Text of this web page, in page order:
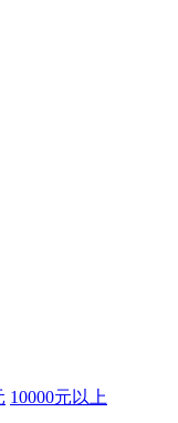
10000元以上